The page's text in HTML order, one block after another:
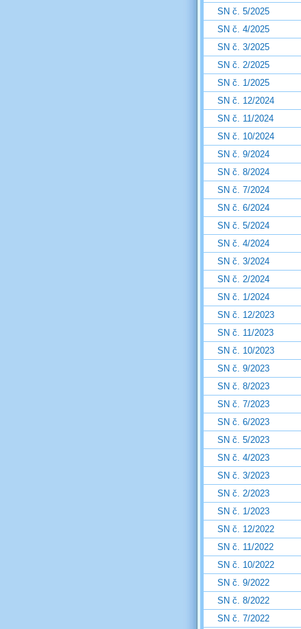
SN č. 5/2025
SN č. 4/2025
SN č. 3/2025
SN č. 2/2025
SN č. 1/2025
SN č. 12/2024
SN č. 11/2024
SN č. 10/2024
SN č. 9/2024
SN č. 8/2024
SN č. 7/2024
SN č. 6/2024
SN č. 5/2024
SN č. 4/2024
SN č. 3/2024
SN č. 2/2024
SN č. 1/2024
SN č. 12/2023
SN č. 11/2023
SN č. 10/2023
SN č. 9/2023
SN č. 8/2023
SN č. 7/2023
SN č. 6/2023
SN č. 5/2023
SN č. 4/2023
SN č. 3/2023
SN č. 2/2023
SN č. 1/2023
SN č. 12/2022
SN č. 11/2022
SN č. 10/2022
SN č. 9/2022
SN č. 8/2022
SN č. 7/2022